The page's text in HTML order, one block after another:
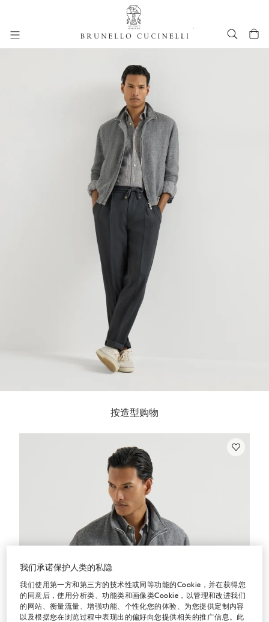
261MOUTFIT46
按造型购物
我们承诺保护人类的私隐
我们使用第一方和第三方的技术性或同等功能的Cookie，并在获得您
的同意后，使用分析类、功能类和画像类Cookie，以管理和改进我们
的网站、衡量流量、增强功能、个性化您的体验、为您提供定制内容
以及根据您在浏览过程中表现出的偏好向您提供相关的推广信息。此